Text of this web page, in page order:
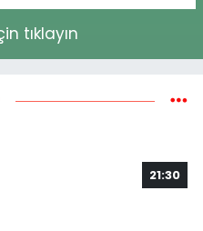
tıklayın
21:30